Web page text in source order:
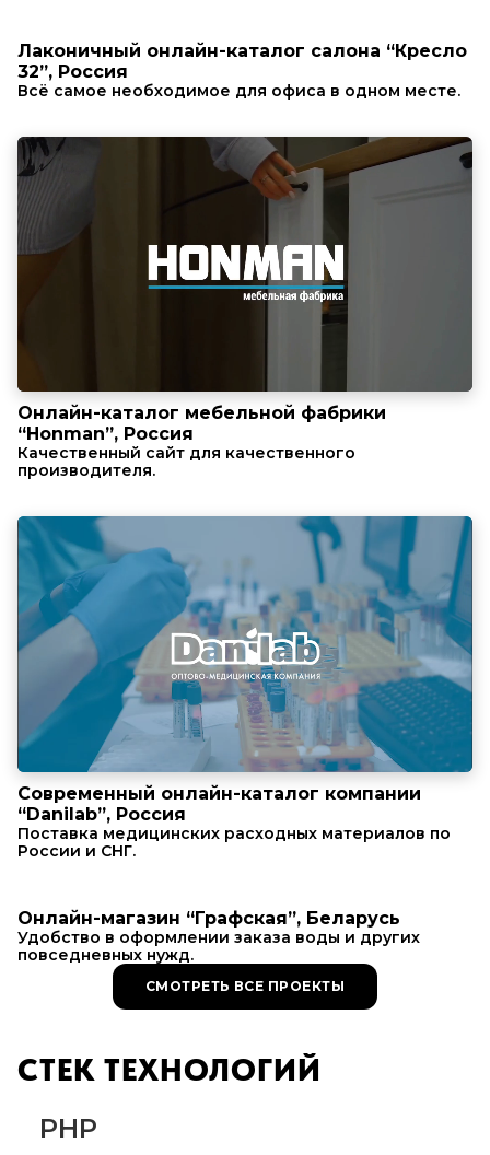
Лаконичный онлайн-каталог салона “Кресло
32”, Россия
Всё самое необходимое для офиса в одном месте.
Онлайн-каталог мебельной фабрики
“Honman”, Россия
Качественный сайт для качественного
производителя.
Современный онлайн-каталог компании
“Danilab”, Россия
Поставка медицинских расходных материалов по
России и СНГ.
Онлайн-магазин “Графская”, Беларусь
Удобство в оформлении заказа воды и других
повседневных нужд.
СМОТРЕТЬ ВСЕ ПРОЕКТЫ
СТЕК ТЕХНОЛОГИЙ
PHP